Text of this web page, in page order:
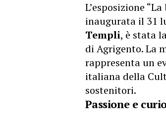
L’esposizione
inaugurata il 31
Templi, è stata
di Agrigento. La
rappresenta un
italiana della
sostenitori.
Passione e